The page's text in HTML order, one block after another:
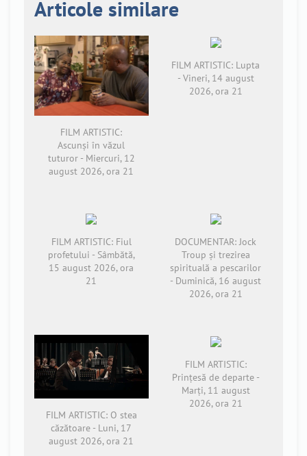
Articole similare
FILM ARTISTIC:
Ascunși în văzul
tuturor - Miercuri, 12
august 2026, ora 21
FILM ARTISTIC: Lupta
- Vineri, 14 august
2026, ora 21
FILM ARTISTIC: Fiul
profetului - Sâmbătă,
15 august 2026, ora
21
DOCUMENTAR: Jock
Troup și trezirea
spirituală a pescarilor
- Duminică, 16 august
2026, ora 21
FILM ARTISTIC: O stea
căzătoare - Luni, 17
august 2026, ora 21
FILM ARTISTIC:
Prințesă de departe -
Marți, 11 august
2026, ora 21